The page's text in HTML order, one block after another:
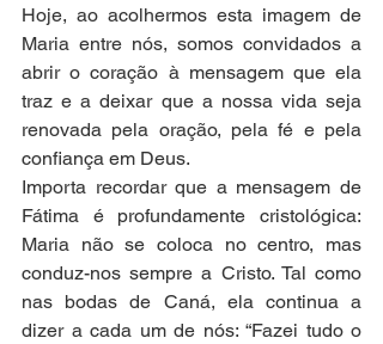
Hoje, ao acolhermos esta imagem de
Maria entre nós, somos convidados a
abrir o coração à mensagem que ela
traz e a deixar que a nossa vida seja
renovada pela oração, pela fé e pela
confiança em Deus.
Importa recordar que a mensagem de
Fátima é profundamente cristológica:
Maria não se coloca no centro, mas
conduz-nos sempre a Cristo. Tal como
nas bodas de Caná, ela continua a
dizer a cada um de nós: “Fazei tudo o